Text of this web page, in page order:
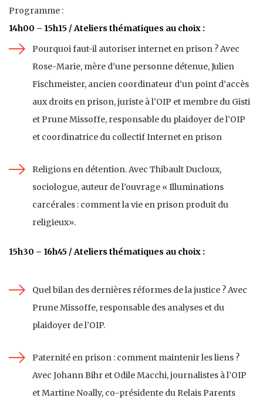
Programme :
14h00 – 15h15 / Ateliers thématiques au choix :
Pourquoi faut-il autoriser internet en prison ? Avec
Rose-Marie, mère d’une personne détenue, Julien
Fischmeister, ancien coordinateur d’un point d’accès
aux droits en prison, juriste à l’OIP et membre du Gisti
et Prune Missoffe, responsable du plaidoyer de l’OIP
et coordinatrice du collectif Internet en prison
Religions en détention. Avec Thibault Ducloux,
sociologue, auteur de l’ouvrage « Illuminations
carcérales : comment la vie en prison produit du
religieux».
15h30 – 16h45 / Ateliers thématiques au choix :
Quel bilan des dernières réformes de la justice ? Avec
Prune Missoffe, responsable des analyses et du
plaidoyer de l’OIP.
Paternité en prison : comment maintenir les liens ?
Avec Johann Bihr et Odile Macchi, journalistes à l’OIP
etMartine Noally, co-présidente du Relais Parents